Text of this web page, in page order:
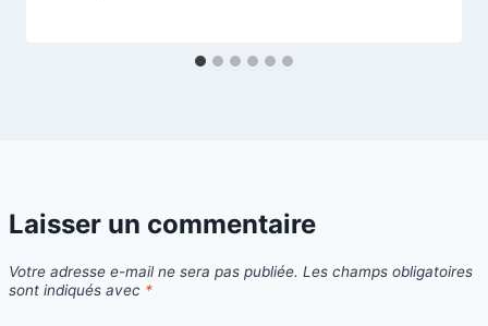
Laisser un commentaire
Votre adresse e-mail ne sera pas publiée. Les champs obligatoires
sont indiqués avec *